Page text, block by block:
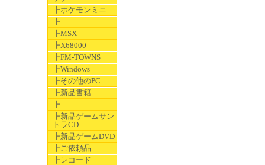
┣ポケモンミニ
┣
┣MSX
┣X68000
┣FM-TOWNS
┣Windows
┣その他のPC
┣新品書籍
┣__
┣新品ゲームサン
トラCD
┣新品ゲームDVD
┣ご依頼品
┣レコード